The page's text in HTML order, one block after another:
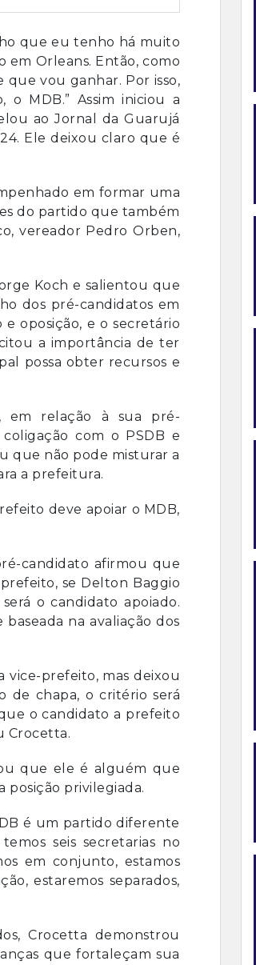
que eu tenho há muito
Orleans. Então, como
vou ganhar. Por isso,
MDB.” Assim iniciou a
ao Jornal da Guarujá
Ele deixou claro que é
em formar uma
do partido que também
vereador Pedro Orben,
Koch e salientou que
dos pré-candidatos em
oposição, e o secretário
a importância de ter
possa obter recursos e
em relação à sua pré-
com o PSDB e
que não pode misturar a
a prefeitura.
deve apoiar o MDB,
candidato afirmou que
se Delton Baggio
o candidato apoiado.
na avaliação dos
vice-prefeito, mas deixou
de chapa, o critério será
o candidato a prefeito
Crocetta.
que ele é alguém que
posição privilegiada.
é um partido diferente
seis secretarias no
em conjunto, estamos
estaremos separados,
Crocetta demonstrou
que fortaleçam sua